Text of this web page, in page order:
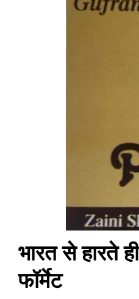
भारत से हारते
फॉर्मेट